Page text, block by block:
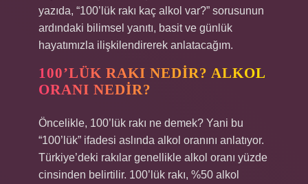
yazıda, “100’lük rakı kaç alkol var?” sorusunun
ardındaki bilimsel yanıtı, basit ve günlük
hayatımızla ilişkilendirerek anlatacağım.
100’LÜK RAKI NEDIR? ALKOL
ORANI NEDIR?
Öncelikle, 100’lük rakı ne demek? Yani bu
“100’lük” ifadesi aslında alkol oranını anlatıyor.
Türkiye’deki rakılar genellikle alkol oranı yüzde
cinsinden belirtilir. 100’lük rakı, %50 alkol